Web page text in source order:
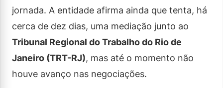
jornada. A entidade afirma ainda que tenta, há
cerca de dez dias, uma mediação junto ao
Tribunal Regional do Trabalho do Rio de
Janeiro (TRT-RJ), mas até o momento não
houve avanço nas negociações.